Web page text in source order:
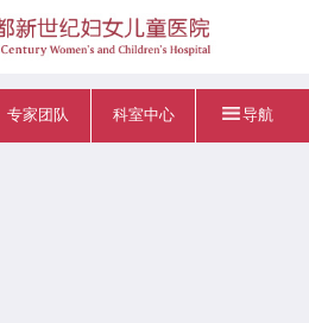
专家团队 科室中心 导航